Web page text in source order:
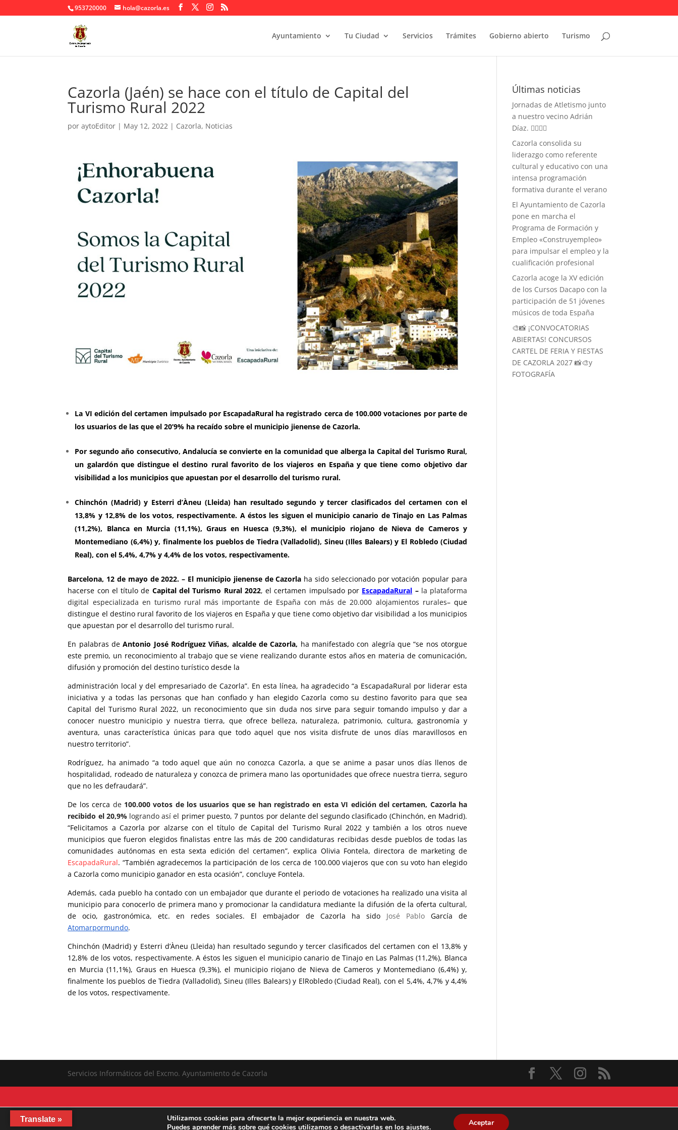
953720000 hola@cazorla.es
Ayuntamiento Tu Ciudad Servicios Trámites Gobierno abierto Turismo
Cazorla (Jaén) se hace con el título de Capital del
Turismo Rural 2022
poraytoEditor | May 12, 2022 | Cazorla, Noticias
La VI edición del certamen impulsado por EscapadaRural ha registrado cerca de 100.000 votaciones por parte de
los usuarios de las que el 20’9% ha recaído sobre el municipio jienense de Cazorla.
Por segundo año consecutivo, Andalucía se convierte en la comunidad que alberga la Capital del Turismo Rural,
un galardón que distingue el destino rural favorito de los viajeros en España y que tiene como objetivo dar
visibilidad a los municipios que apuestan por el desarrollo del turismo rural.
Chinchón (Madrid) y Esterri d’Àneu (Lleida) han resultado segundo y tercer clasificados del certamen con el
13,8% y 12,8% de los votos, respectivamente. A éstos les siguen el municipio canario de Tinajo en Las Palmas
(11,2%), Blanca en Murcia (11,1%), Graus en Huesca (9,3%), el municipio riojano de Nieva de Cameros y
Montemediano (6,4%) y, finalmente los pueblos de Tiedra (Valladolid), Sineu (Illes Balears) y El Robledo (Ciudad
Real), con el 5,4%, 4,7% y 4,4% de los votos, respectivamente.
Barcelona, 12 de mayo de 2022. – El municipio jienense de Cazorla ha sido seleccionado por votación popular para
hacerse con el título de Capital del Turismo Rural 2022, el certamen impulsado por EscapadaRural –la plataforma
digital especializada en turismo rural más importante de España con más de 20.000 alojamientos rurales– que
distingue el destino rural favorito de los viajeros en España y que tiene como objetivo dar visibilidad a los municipios
que apuestan por el desarrollo del turismo rural.
En palabras de Antonio José Rodríguez Viñas, alcalde de Cazorla, ha manifestado con alegría que “se nos otorgue
este premio, un reconocimiento al trabajo que se viene realizando durante estos años en materia de comunicación,
difusión y promoción del destino turístico desde la
administración local y del empresariado de Cazorla”. En esta línea, ha agradecido “a EscapadaRural por liderar esta
iniciativa y a todas las personas que han confiado y han elegido Cazorla como su destino favorito para que sea
Capital del Turismo Rural 2022, un reconocimiento que sin duda nos sirve para seguir tomando impulso y dar a
conocer nuestro municipio y nuestra tierra, que ofrece belleza, naturaleza, patrimonio, cultura, gastronomía y
aventura, unas característica únicas para que todo aquel que nos visita disfrute de unos días maravillosos en
nuestro territorio”.
Rodríguez, ha animado “a todo aquel que aún no conozca Cazorla, a que se anime a pasar unos días llenos de
hospitalidad, rodeado de naturaleza y conozca de primera mano las oportunidades que ofrece nuestra tierra, seguro
que no les defraudará”.
De los cerca de 100.000 votos de los usuarios que se han registrado en esta VI edición del certamen, Cazorla ha
recibido el 20,9% logrando así el primer puesto, 7 puntos por delante del segundo clasificado (Chinchón, en Madrid).
“Felicitamos a Cazorla por alzarse con el título de Capital del Turismo Rural 2022 y también a los otros nueve
municipios que fueron elegidos finalistas entre las más de 200 candidaturas recibidas desde pueblos de todas las
comunidades autónomas en esta sexta edición del certamen”, explica Olivia Fontela, directora de marketing de
EscapadaRural. “También agradecemos la participación de los cerca de 100.000 viajeros que con su voto han elegido
a Cazorla como municipio ganador en esta ocasión”, concluye Fontela.
Además, cada pueblo ha contado con un embajador que durante el periodo de votaciones ha realizado una visita al
municipio para conocerlo de primera mano y promocionar la candidatura mediante la difusión de la oferta cultural,
de ocio, gastronómica, etc. en redes sociales. El embajador de Cazorla ha sido José Pablo García de
Atomarpormundo.
Chinchón (Madrid) y Esterri d’Àneu (Lleida) han resultado segundo y tercer clasificados del certamen con el 13,8% y
12,8% de los votos, respectivamente. A éstos les siguen el municipio canario de Tinajo en Las Palmas (11,2%), Blanca
en Murcia (11,1%), Graus en Huesca (9,3%), el municipio riojano de Nieva de Cameros y Montemediano (6,4%) y,
finalmente los pueblos de Tiedra (Valladolid), Sineu (Illes Balears) y ElRobledo (Ciudad Real), con el 5,4%, 4,7% y 4,4%
de los votos, respectivamente.
Últimas noticias
Jornadas de Atletismo junto
a nuestro vecino Adrián
Díaz. 🏃‍♀️🏃‍♂️
Cazorla consolida su
liderazgo como referente
cultural y educativo con una
intensa programación
formativa durante el verano
El Ayuntamiento de Cazorla
pone en marcha el
Programa de Formación y
Empleo «Construyempleo»
para impulsar el empleo y la
cualificación profesional
Cazorla acoge la XV edición
de los Cursos Dacapo con la
participación de 51 jóvenes
músicos de toda España
🎨📸 ¡CONVOCATORIAS
ABIERTAS! CONCURSOS
CARTEL DE FERIA Y FIESTAS
DE CAZORLA 2027 📸🎨y
FOTOGRAFÍA
Servicios Informáticos del Excmo. Ayuntamiento de Cazorla
Translate »
Utilizamos cookies para ofrecerte la mejor experiencia en nuestra web.
Puedes aprender más sobre qué cookies utilizamos o desactivarlas en losajustes. Aceptar